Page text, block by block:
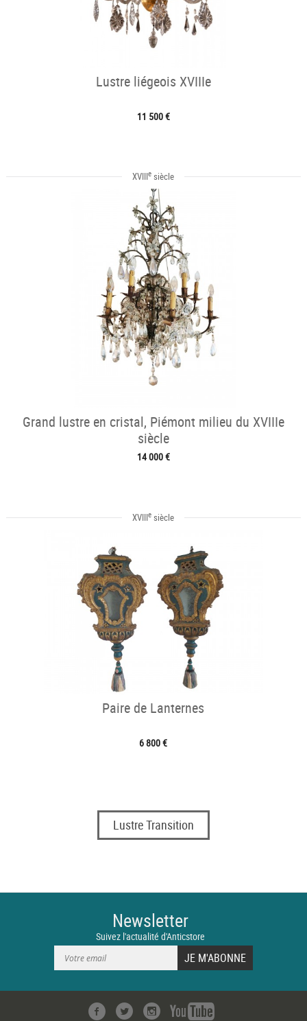
Lustre liégeois XVIIIe
11 500 €
XVIIIe siècle
Grand lustre en cristal, Piémont milieu du XVIIIe
siècle
14 000 €
XVIIIe siècle
Paire de Lanternes
6 800 €
Lustre Transition
Newsletter
Suivez l'actualité d'Anticstore